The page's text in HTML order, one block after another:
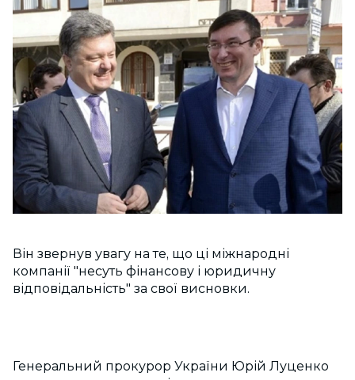
Він звернув увагу на те, що ці міжнародні
компанії "несуть фінансову і юридичну
відповідальність" за свої висновки.
Генеральний прокурор України Юрій Луценко